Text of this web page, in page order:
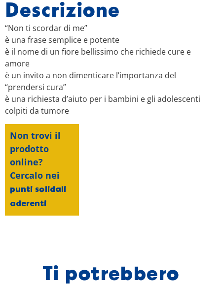
Descrizione
“Non ti scordar di me”
è una frase semplice e potente
è il nome di un fiore bellissimo che richiede cure e
amore
è un invito a non dimenticare l’importanza del
“prendersi cura”
è una richiesta d’aiuto per i bambini e gli adolescenti
colpiti da tumore
Non trovi il
prodotto
online?
Cercalo nei
punti solidali
aderenti
Ti potrebbero